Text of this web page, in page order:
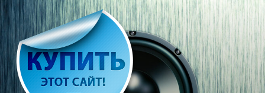
Перейти
содержимому